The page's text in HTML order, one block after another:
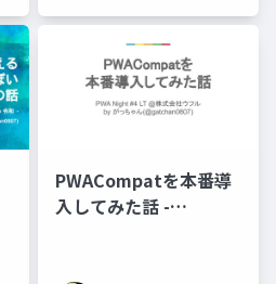
PWACompatを本番導
入してみた話 -